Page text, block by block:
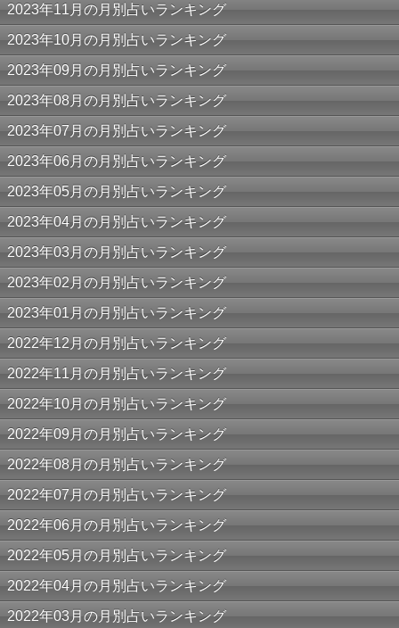
2023年11月の月別占いランキング
2023年10月の月別占いランキング
2023年09月の月別占いランキング
2023年08月の月別占いランキング
2023年07月の月別占いランキング
2023年06月の月別占いランキング
2023年05月の月別占いランキング
2023年04月の月別占いランキング
2023年03月の月別占いランキング
2023年02月の月別占いランキング
2023年01月の月別占いランキング
2022年12月の月別占いランキング
2022年11月の月別占いランキング
2022年10月の月別占いランキング
2022年09月の月別占いランキング
2022年08月の月別占いランキング
2022年07月の月別占いランキング
2022年06月の月別占いランキング
2022年05月の月別占いランキング
2022年04月の月別占いランキング
2022年03月の月別占いランキング